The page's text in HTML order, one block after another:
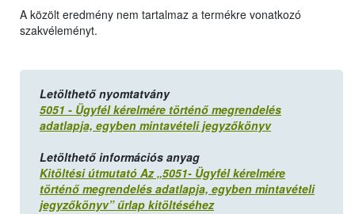
A közölt eredmény nem tartalmaz a termékre vonatkozó
szakvéleményt.
Letölthető nyomtatvány
5051 - Ügyfél kérelmére történő megrendelés
adatlapja, egyben mintavételi jegyzőkönyv
Letölthető információs anyag
Kitöltési útmutató Az „5051- Ügyfél kérelmére
történő megrendelés adatlapja, egyben mintavételi
jegyzőkönyv” űrlap kitöltéséhez